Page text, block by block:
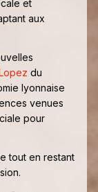
et
aux
du
lyonnaise
venues
pour
tout en restant